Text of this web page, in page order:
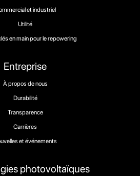
photovoltaïques
Entreprise
À propos de nous
Durabilité
Transparence
Carrières
et événements
et industriel
Utilité
en main pour le repowering